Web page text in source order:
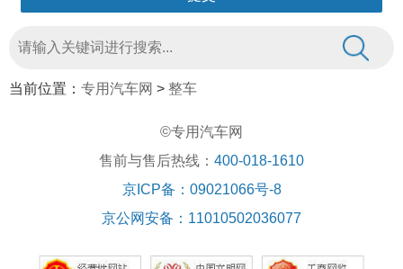
当前位置： 专用汽车网 > 整车
©专用汽车网
售前与售后热线： 400-018-1610
京ICP备：09021066号-8
京公网安备：11010502036077